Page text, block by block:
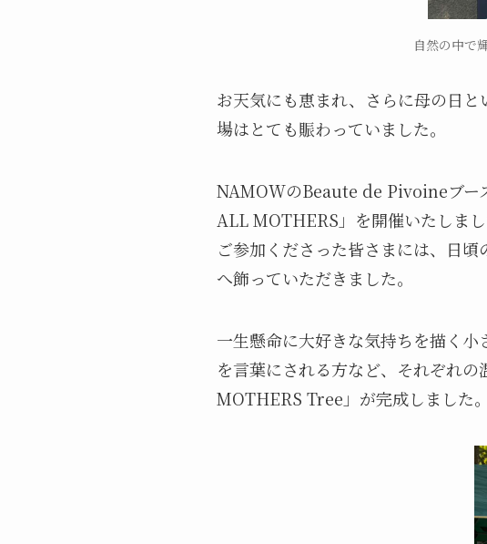
自然の中で
お天気にも恵まれ、さらに母の日
場はとても賑わっていました。
NAMOWのBeaute de Pivoineブー
ALL MOTHERS」を開催いたしまし
ご参加くださった皆さまには、日
へ飾っていただきました。
一生懸命に大好きな気持ちを描く
を言葉にされる方など、それぞれ
MOTHERS Tree」が完成しました